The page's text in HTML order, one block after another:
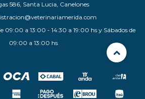
586, Santa Lucia, Canelones
09:00 a 13:00 - 14:30 a 19:00 hs y Sábados de
09:00 a 13:00 hs